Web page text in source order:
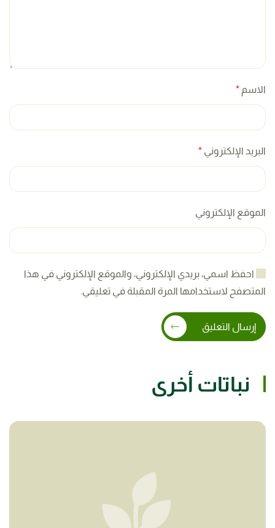
الاسم *
البريد الإلكتروني *
الموقع الإلكتروني
احفظ اسمي، بريدي الإلكتروني، والموقع الإلكتروني في هذا
المتصفح لاستخدامها المرة المقبلة في تعليقي.
إرسال التعليق
نباتات أخرى